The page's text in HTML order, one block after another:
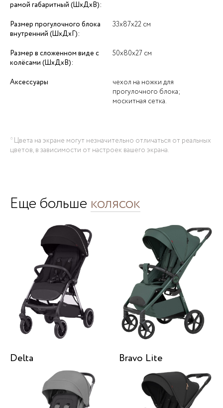
рамой габаритный (ШхДхВ):
Размер прогулочного блока
внутренний (ШхДхГ):
33х87х22 см
Размер в сложенном виде с
колёсами (ШхДхВ):
50х80х27 см
Аксессуары
чехол на ножки для
прогулочного блока;
москитная сетка.
* Цвета на экране могут незначительно отличаться от реальных
цветов, в зависимости от настроек вашего экрана.
Еще больше колясок
Delta Bravo Lite